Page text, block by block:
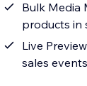
Bulk Media
products in
Live
sales